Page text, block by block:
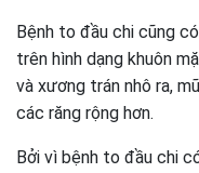
Bệnh to đầu chi cũng
trên hình dạng khuôn
và xương trán nhô ra,
các răng rộng hơn.
Bởi vì bệnh to đầu chi